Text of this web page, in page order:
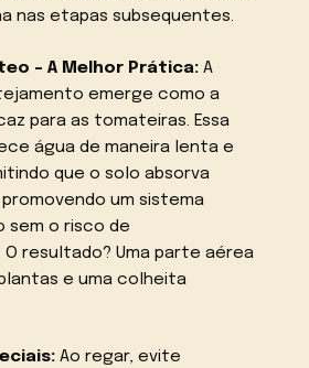
nas etapas subsequentes.
– A Melhor Prática: A
emerge como a
para as tomateiras. Essa
água de maneira lenta e
que o solo absorva
um sistema
sem o risco de
resultado? Uma parte aérea
e uma colheita
Ao regar, evite